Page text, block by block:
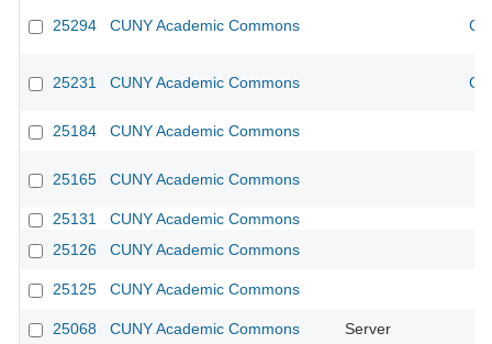
25294 CUNY Academic Commons
25231 CUNY Academic Commons
25184 CUNY Academic Commons
25165 CUNY Academic Commons
25131
CUNY Academic Commons
25126
CUNY Academic Commons
25125 CUNY Academic Commons
25068 CUNY Academic Commons Server